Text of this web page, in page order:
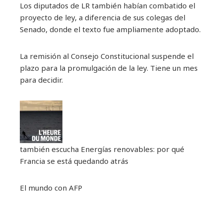
Los diputados de LR también habían combatido el
proyecto de ley, a diferencia de sus colegas del
Senado, donde el texto fue ampliamente adoptado.
La remisión al Consejo Constitucional suspende el
plazo para la promulgación de la ley. Tiene un mes
para decidir.
también escucha Energías renovables: por qué
Francia se está quedando atrás
El mundo con AFP